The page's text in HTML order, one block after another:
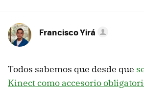
Francisco Yirá
Todos sabemos que desde que
Kinect como accesorio